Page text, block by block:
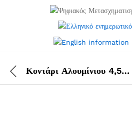
Κοντάρι Αλουμίνιου 4,5 m (3×1,5 m)